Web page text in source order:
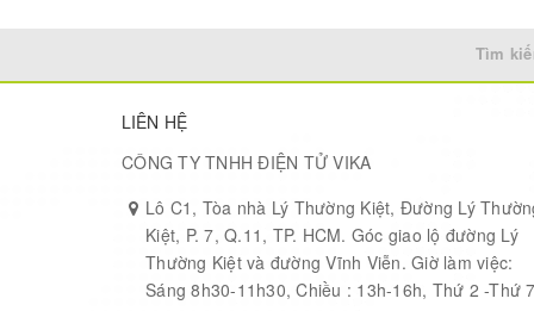
Tìm
LIÊN HỆ
CÔNG TY TNHH ĐIỆN TỬ VIKA
Lô C1, Tòa nhà Lý Thường Kiệt, Đường Lý
Kiệt, P. 7, Q.11, TP. HCM. Góc giao lộ đường Lý
Thường Kiệt và đường Vĩnh Viễn. Giờ làm việc:
Sáng 8h30-11h30, Chiều : 13h-16h, Thứ 2 -Thứ 7